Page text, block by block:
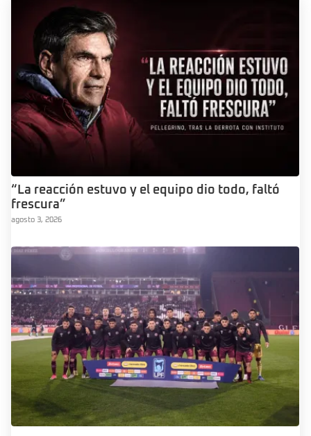
“La reacción estuvo y el equipo dio todo, faltó
frescura”
agosto 3, 2026